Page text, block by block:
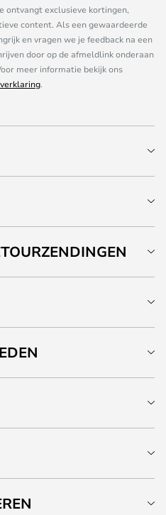
ontvangt exclusieve kortingen,
content. Als een gewaardeerde
en vragen we je feedback na een
door op de afmeldlink onderaan
meer informatie bekijk ons
.